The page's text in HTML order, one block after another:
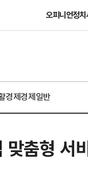
오피니언정치
경제경제일반
춤형 서